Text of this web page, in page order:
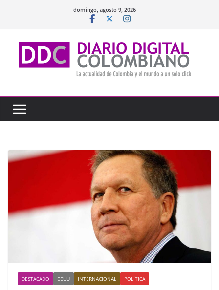
domingo, agosto 9, 2026
DESTACADO EEUU INTERNACIONAL POLÍTICA